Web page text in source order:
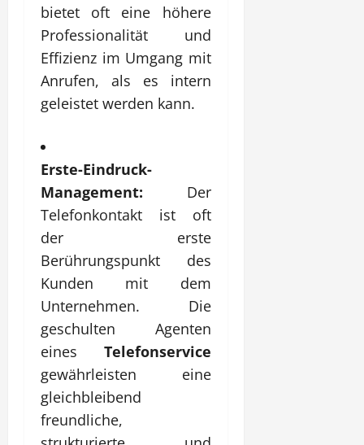
bietet oft eine höhere
Professionalität und
Effizienz im Umgang mit
Anrufen, als es intern
geleistet werden kann.
Erste-Eindruck-
Management: Der
Telefonkontakt ist oft
der erste
Berührungspunkt des
Kunden mit dem
Unternehmen. Die
geschulten Agenten
eines Telefonservice
gewährleisten eine
gleichbleibend
freundliche,